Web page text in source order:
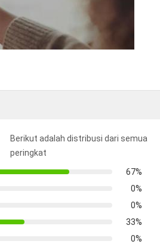
Berikut adalah distribusi dari semua
peringkat
67%
0%
0%
33%
0%